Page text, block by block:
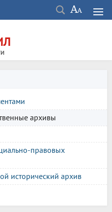
архивы
правовых
исторический архив